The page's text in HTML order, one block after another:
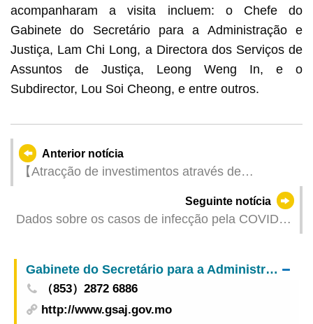
acompanharam a visita incluem: o Chefe do
Gabinete do Secretário para a Administração e
Justiça, Lam Chi Long, a Directora dos Serviços de
Assuntos de Justiça, Leong Weng In, e o
Subdirector, Lou Soi Cheong, e entre outros.
Anterior notícia
【Atracção de investimentos através de
exposições】 Há 15 anos a ajudar as empresas a
expandir os seus canais de vendas, GMBPF cria
plataforma eficiente para promover a cooperação
Macau
Seguinte notícia
Dados sobre os casos de infecção pela COVID-
Página Electrónica Especial Contra Epidemias
Gabinete do Secretário para a Administração e Justiça
（853）2872 6886
http://www.gsaj.gov.mo